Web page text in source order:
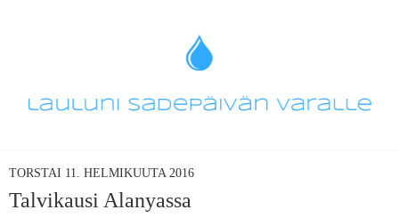
TORSTAI 11. HELMIKUUTA 2016
Talvikausi Alanyassa